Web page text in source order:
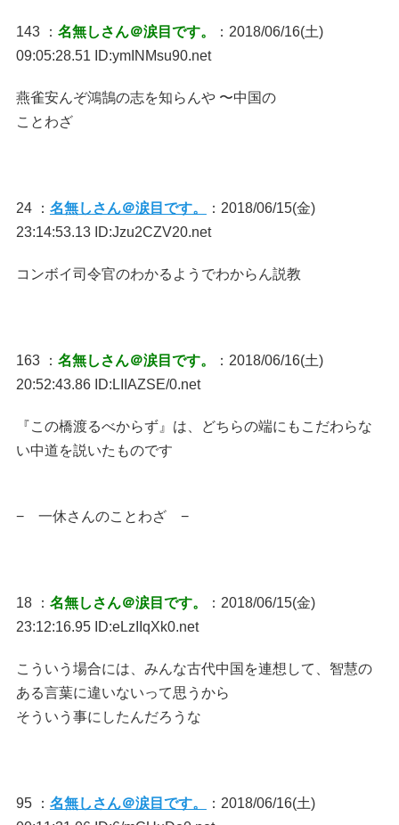
143 ： 名無しさん＠涙目です。
：2018/06/16(土)
09:05:28.51 ID:ymINMsu90.net
燕雀安んぞ鴻鵠の志を知らんや 〜中国の
ことわざ
24 ： 名無しさん＠涙目です。
：2018/06/15(金)
23:14:53.13 ID:Jzu2CZV20.net
コンボイ司令官のわかるようでわからん説教
163 ： 名無しさん＠涙目です。
：2018/06/16(土)
20:52:43.86 ID:LIIAZSE/0.net
『この橋渡るべからず』は、どちらの端にもこだわらな
い中道を説いたものです
− 一休さんのことわざ −
18 ： 名無しさん＠涙目です。
：2018/06/15(金)
23:12:16.95 ID:eLzIIqXk0.net
こういう場合には、みんな古代中国を連想して、智慧の
ある言葉に違いないって思うから
そういう事にしたんだろうな
95 ： 名無しさん＠涙目です。
：2018/06/16(土)